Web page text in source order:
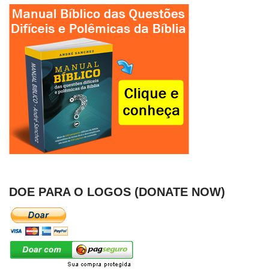
DOE PARA O LOGOS (DONATE NOW)